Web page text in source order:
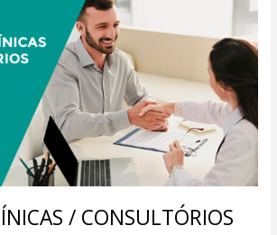
/ CONSULTÓRIOS